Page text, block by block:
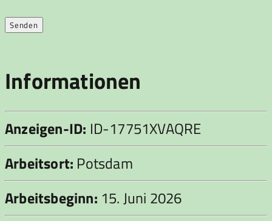
Informationen
Anzeigen-ID: ID-17751XVAQRE
Arbeitsort: Potsdam
Arbeitsbeginn: 15. Juni 2026